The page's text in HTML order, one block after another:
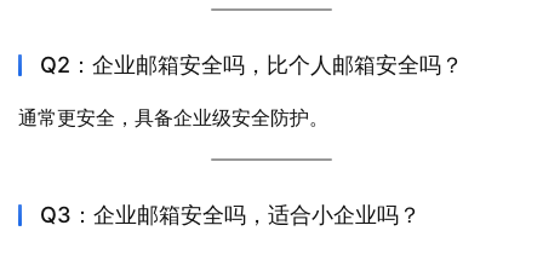
Q2：企业邮箱安全吗，比个人邮箱安全吗？
通常更安全，具备企业级安全防护。
Q3：企业邮箱安全吗，适合小企业吗？